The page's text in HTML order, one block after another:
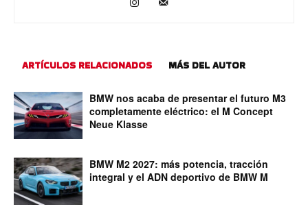
ARTÍCULOS RELACIONADOS MÁS DEL AUTOR
BMW nos acaba de presentar el futuro M3
completamente eléctrico: el M Concept
Neue Klasse
BMW M2 2027: más potencia, tracción
integral y el ADN deportivo de BMW M